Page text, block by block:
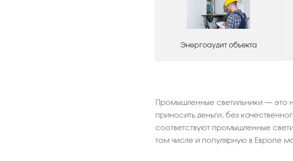
Энергоаудит объекта
Промышленные светильники – это
приносить деньги, без
соответствуют промышленные
том числе и популярную в Европе